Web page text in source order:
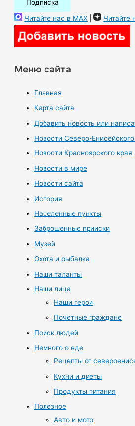
Читайте нас в MAX | Читайте
Меню сайта
Главная
Карта сайта
Добавить новость или
Новости Северо-Енисейского
Новости Красноярского края
Новости в мире
Новости сайта
История
Населенные пункты
Заброшенные прииски
Музей
Охота и рыбалка
Наши таланты
Наши лица
Наши герои
Почетные граждане
Поиск людей
Немного о еде
Рецепты от
Кухни и диеты
Продукты питания
Полезное
Авто и мото